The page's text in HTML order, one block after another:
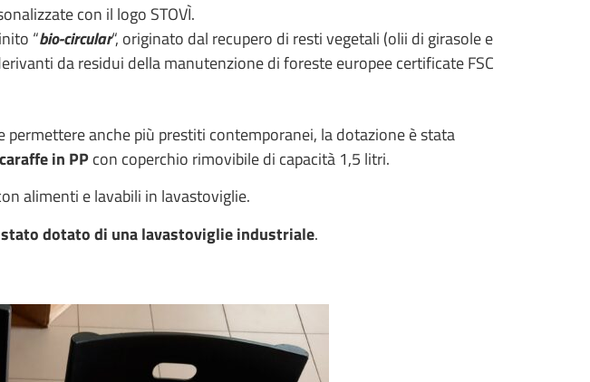
con il logo STOVÌ.
“bio-circular“, originato dal recupero di resti vegetali (olii di girasole e
da residui della manutenzione di foreste europee certificate FSC
anche più prestiti contemporanei, la dotazione è stata
in PPcon coperchio rimovibile di capacità 1,5 litri.
alimenti e lavabili in lavastoviglie.
dotato di una lavastoviglieindustriale.